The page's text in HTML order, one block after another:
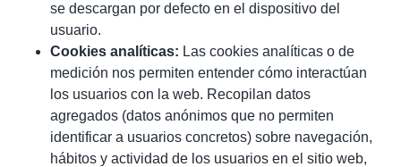
se descargan por defecto en el dispositivo del
usuario.
Cookies analíticas: Las cookies analíticas o de
medición nos permiten entender cómo interactúan
los usuarios con la web. Recopilan datos
agregados (datos anónimos que no permiten
identificar a usuarios concretos) sobre navegación,
hábitos y actividad de los usuarios en el sitio web,